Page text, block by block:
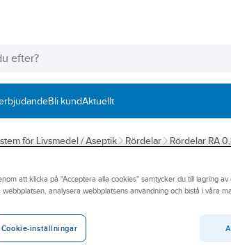
Bli kundAktuellt
för Livsmedel / Aseptik Rördelar Rördelar RA
att klicka på "Acceptera alla cookies" samtycker du till lagring
webbplatsen, analysera webbplatsens användning och bistå i våra
Cookie-inställningar